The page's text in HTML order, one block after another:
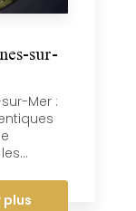
sur-
Mer :
plus